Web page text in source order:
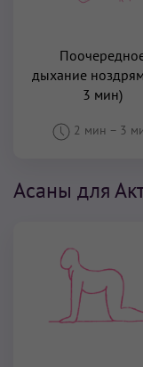
дыхание
3 мин)
2 мин – 3
Асаны для